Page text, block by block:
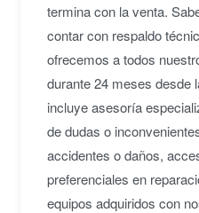
termina con la venta.
contar con respaldo
ofrecemos a todos
durante 24 meses desde
incluye asesoría
de dudas o
accidentes o daños,
preferenciales en
equipos adquiridos con